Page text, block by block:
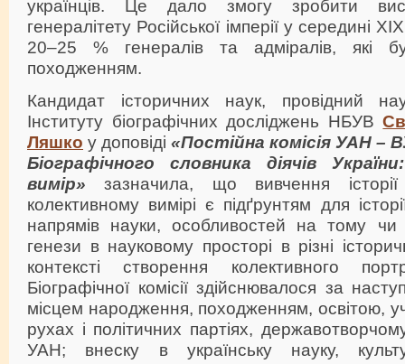
українців. Це дало змогу зробити
генералітету Російської імперії у середині
20–25 % генералів та адміралів, які
походженням.
Кандидат історичних наук, провідний
Інституту біографічних досліджень НБУВ
Ляшко у доповіді «Постійна комісія УАН –
Біографічного словника діячів
вимір» зазначила, що вивчення
колективному вимірі є підґрунтям для
напрямів науки, особливостей на тому чи
генези в науковому просторі в різні
контексті створення колективного
Біографічної комісії здійснювалося за
місцем народження, походженням, освітою,
рухах і політичних партіях,
УАН; внеску в українську науку,